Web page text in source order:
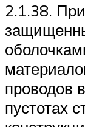
2.1.38.
проводов
пустотах